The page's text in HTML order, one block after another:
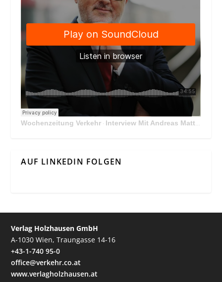
Wochenzeitung Verkehr · Interview Mit Andreas Matthä, CEO der ÖBB Holding
AUF LINKEDIN FOLGEN
Verlag Holzhausen GmbH
A-1030 Wien, Traungasse 14-16
+43-1-740 95-0
office@verkehr.co.at
www.verlagholzhausen.at